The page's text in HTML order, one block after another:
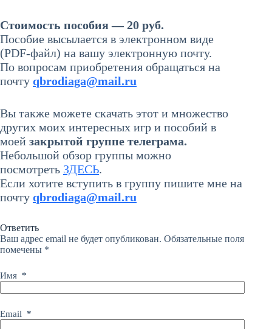
Стоимость пособия — 20 руб.
Пособие высылается в электронном виде
(PDF-файл) на вашу электронную почту.
По вопросам приобретения обращаться на
почту qbrodiaga@mail.ru
Вы также можете скачать этот и множество
других моих интересных игр и пособий в
моей закрытой группе телеграма.
Небольшой обзор группы можно
посмотреть ЗДЕСЬ.
Если хотите вступить в группу пишите мне на
почту qbrodiaga@mail.ru
Ответить
Ваш адрес email не будет опубликован. Обязательные поля
помечены *
Имя *
Email *